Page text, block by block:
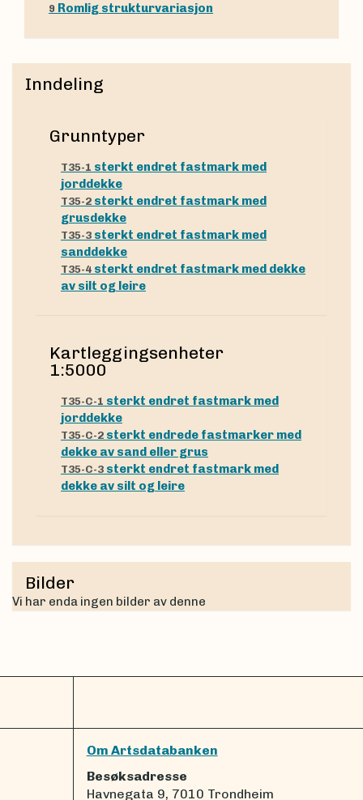
9 Romlig strukturvariasjon
Inndeling
Grunntyper
T35-1 sterkt endret fastmark med
jorddekke
T35-2 sterkt endret fastmark med
grusdekke
T35-3 sterkt endret fastmark med
sanddekke
T35-4 sterkt endret fastmark med dekke
av silt og leire
Kartleggingsenheter
1:5000
T35-C-1 sterkt endret fastmark med
jorddekke
T35-C-2 sterkt endrede fastmarker med
dekke av sand eller grus
T35-C-3 sterkt endret fastmark med
dekke av silt og leire
Bilder
Vi har enda ingen bilder av denne
Om Artsdatabanken
Besøksadresse
Havnegata 9, 7010 Trondheim